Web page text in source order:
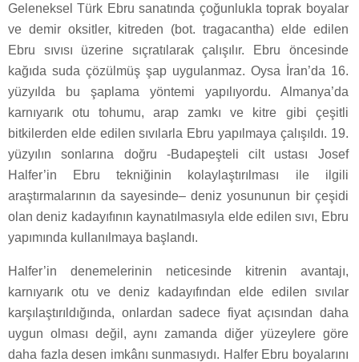
Geleneksel Türk Ebru sanatında çoğunlukla toprak boyalar
ve demir oksitler, kitreden (bot. tragacantha) elde edilen
Ebru sıvısı üzerine sıçratılarak çalışılır. Ebru öncesinde
kağıda suda çözülmüş şap uygulanmaz. Oysa İran’da 16.
yüzyılda bu şaplama yöntemi yapılıyordu. Almanya’da
karnıyarık otu tohumu, arap zamkı ve kitre gibi çeşitli
bitkilerden elde edilen sıvılarla Ebru yapılmaya çalışıldı. 19.
yüzyılın sonlarına doğru -Budapeşteli cilt ustası Josef
Halfer’in Ebru tekniğinin kolaylaştırılması ile ilgili
araştırmalarının da sayesinde– deniz yosununun bir çeşidi
olan deniz kadayıfının kaynatılmasıyla elde edilen sıvı, Ebru
yapımında kullanılmaya başlandı.
Halfer’in denemelerinin neticesinde kitrenin avantajı,
karnıyarık otu ve deniz kadayıfından elde edilen sıvılar
karşılaştırıldığında, onlardan sadece fiyat açısından daha
uygun olması değil, aynı zamanda diğer yüzeylere göre
daha fazla desen imkânı sunmasıydı. Halfer Ebru boyalarını